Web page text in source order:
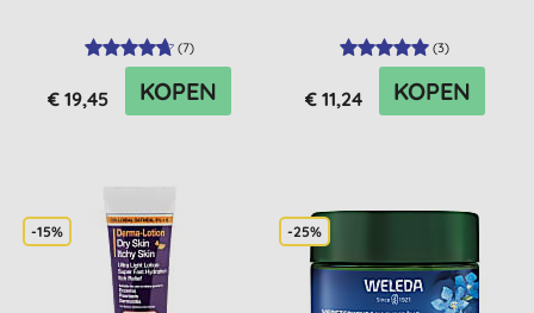
(7)
€ 19,45 KOPEN
(3)
€ 11,24 KOPEN
-15% -25%